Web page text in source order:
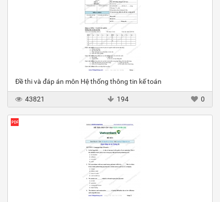
Đề thi và đáp án môn Hệ thống thông tin kế toán
43821 194 0